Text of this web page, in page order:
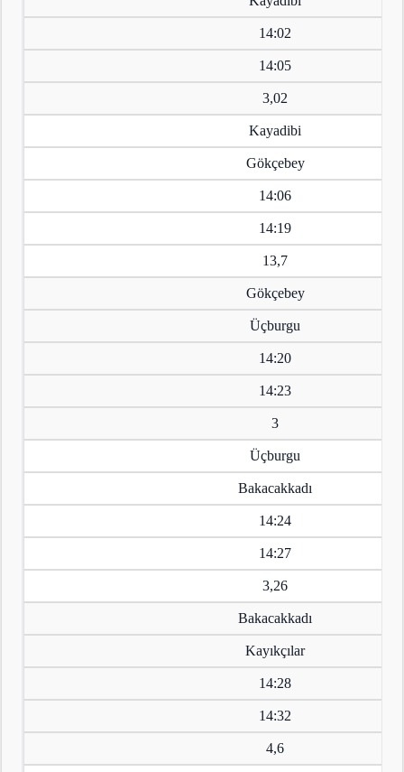
14:02
14:05
3,02
Kayadibi
Gökçebey
14:06
14:19
13,7
Gökçebey
Üçburgu
14:20
14:23
3
Üçburgu
Bakacakkadı
14:24
14:27
3,26
Bakacakkadı
Kayıkçılar
14:28
14:32
4,6